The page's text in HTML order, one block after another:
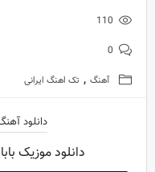
110
0
آهنگ , تک اهنگ ایرانی
دانلود
دانلود موزیک